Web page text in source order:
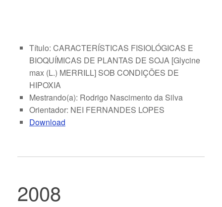
Título: CARACTERÍSTICAS FISIOLÓGICAS E
BIOQUÍMICAS DE PLANTAS DE SOJA [Glycine
max (L.) MERRILL] SOB CONDIÇÕES DE
HIPOXIA
Mestrando(a): Rodrigo Nascimento da Silva
Orientador: NEI FERNANDES LOPES
Download
2008